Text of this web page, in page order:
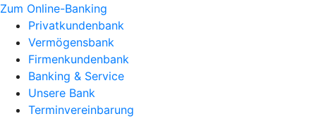
Zum Online-Banking
Privatkundenbank
Vermögensbank
Firmenkundenbank
Banking & Service
Unsere Bank
Terminvereinbarung